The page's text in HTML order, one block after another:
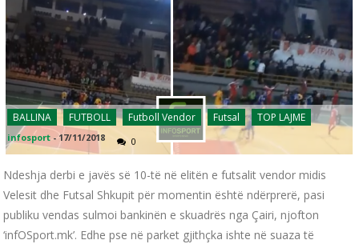
BALLINA FUTBOLL Futboll Vendor Futsal TOP LAJME
infosport - 17/11/2018 0
Ndeshja derbi e javës së 10-të në elitën e futsalit vendor midis
Velesit dhe Futsal Shkupit për momentin është ndërprerë, pasi
publiku vendas sulmoi bankinën e skuadrës nga Çairi, njofton
‘infOSport.mk’. Edhe pse në parket gjithçka ishte në suaza të